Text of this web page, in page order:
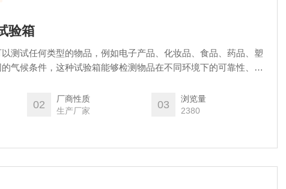
验箱
测试任何类型的物品，例如电子产品、化妆品、食品、药品、塑
气候条件，这种试验箱能够检测物品在不同环境下的可靠性、稳
02
厂商性质
生产厂家
03
浏览量
2380